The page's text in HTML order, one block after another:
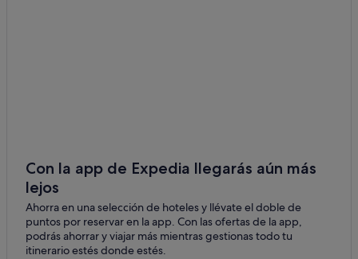
Carrara
Seravezza
Querceta
Con la app de Expedia llegarás aún más
lejos
Ahorra en una selección de hoteles y llévate el doble de
puntos por reservar en la app. Con las ofertas de la app,
podrás ahorrar y viajar más mientras gestionas todo tu
itinerario estés donde estés.